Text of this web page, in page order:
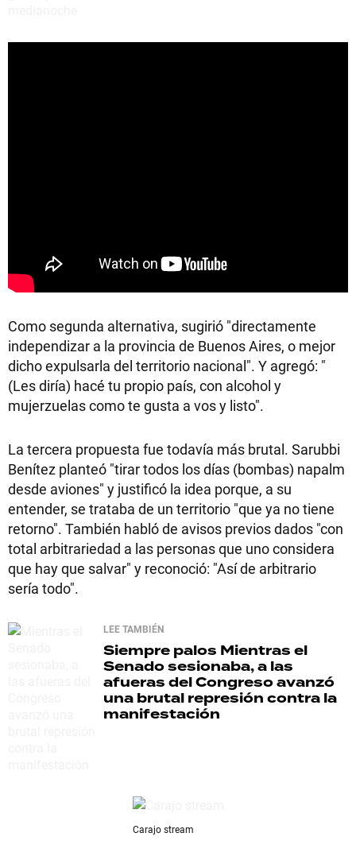
Como segunda alternativa, sugirió "directamente
independizar a la provincia de Buenos Aires, o mejor
dicho expulsarla del territorio nacional". Y agregó: "
(Les diría) hacé tu propio país, con alcohol y
mujerzuelas como te gusta a vos y listo".
La tercera propuesta fue todavía más brutal. Sarubbi
Benítez planteó "tirar todos los días (bombas) napalm
desde aviones" y justificó la idea porque, a su
entender, se trataba de un territorio "que ya no tiene
retorno". También habló de avisos previos dados "con
total arbitrariedad a las personas que uno considera
que hay que salvar" y reconoció: "Así de arbitrario
sería todo".
LEE TAMBIÉN
Siempre palos Mientras el
Senado sesionaba, a las
afueras del Congreso avanzó
una brutal represión contra la
manifestación
Carajo stream